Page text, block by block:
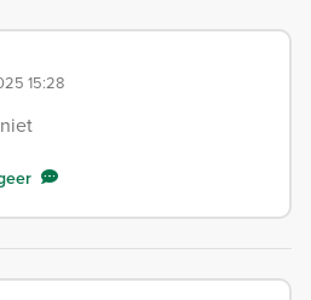
15:28